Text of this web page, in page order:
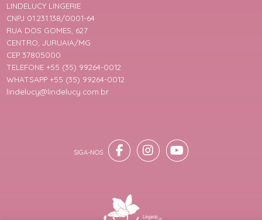
LINDELUCY LINGERIE
CNPJ 01.231.138/0001-64
RUA DOS GOMES, 627
CENTRO, JURUAIA/MG
CEP 37805000
TELEFONE +55 (35) 99264-0012
WHATSAPP +55 (35) 99264-0012
lindelucy@lindelucy.com.br